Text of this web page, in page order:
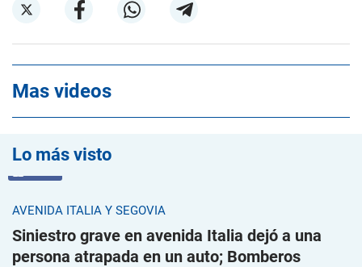
Mas videos
Lo más visto
AVENIDA ITALIA Y SEGOVIA
Siniestro grave en avenida Italia dejó a una
persona atrapada en un auto; Bomberos